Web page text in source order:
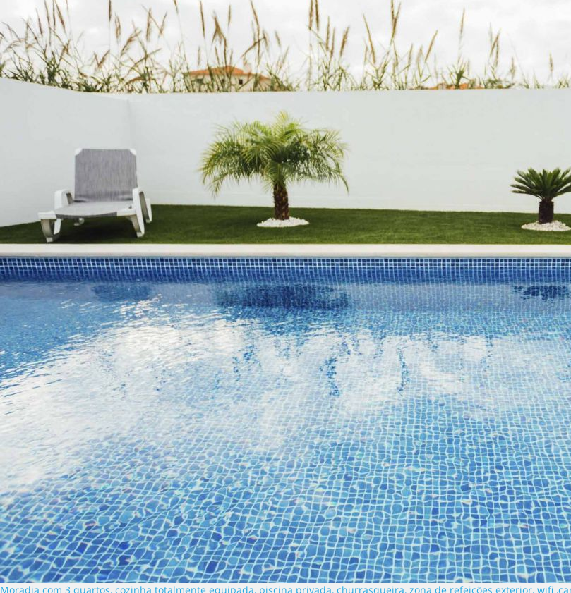
Moradia com 3 quartos, cozinha totalmente equipada, piscina privada, churrasqueira, zona de refeições exterior, wifi